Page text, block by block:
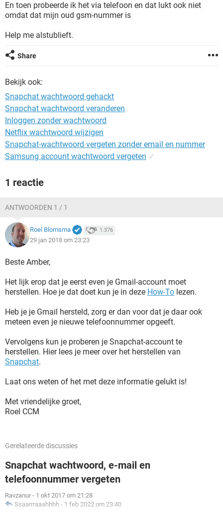
En toen probeerde ik het via telefoon en dat lukt ook niet
omdat dat mijn oud gsm-nummer is
Help me alstublieft.
Share
Bekijk ook:
Snapchat wachtwoord gehackt
Snapchat wachtwoord veranderen
Inloggen zonder wachtwoord
Netflix wachtwoord wijzigen
Snapchat-wachtwoord vergeten zonder email en nummer
Samsung account wachtwoord vergeten ✓
1 reactie
ANTWOORDEN 1 / 1
Roel Blomsma 1.376
29 jan 2018 om 23:23
Beste Amber,
Het lijk erop dat je eerst even je Gmail-account moet
herstellen. Hoe je dat doet kun je in deze How-To lezen.
Heb je je Gmail hersteld, zorg er dan voor dat je daar ook
meteen even je nieuwe telefoonnummer opgeeft.
Vervolgens kun je proberen je Snapchat-account te
herstellen. Hier lees je meer over het herstellen van
Snapchat.
Laat ons weten of het met deze informatie gelukt is!
Met vriendelijke groet,
Roel CCM
Gerelateerde discussies
Snapchat wachtwoord, e-mail en
telefoonnummer vergeten
Ravzanur - 1 okt 2017 om 21:28
Ssaarrraaahhhh - 1 feb 2022 om 23:40